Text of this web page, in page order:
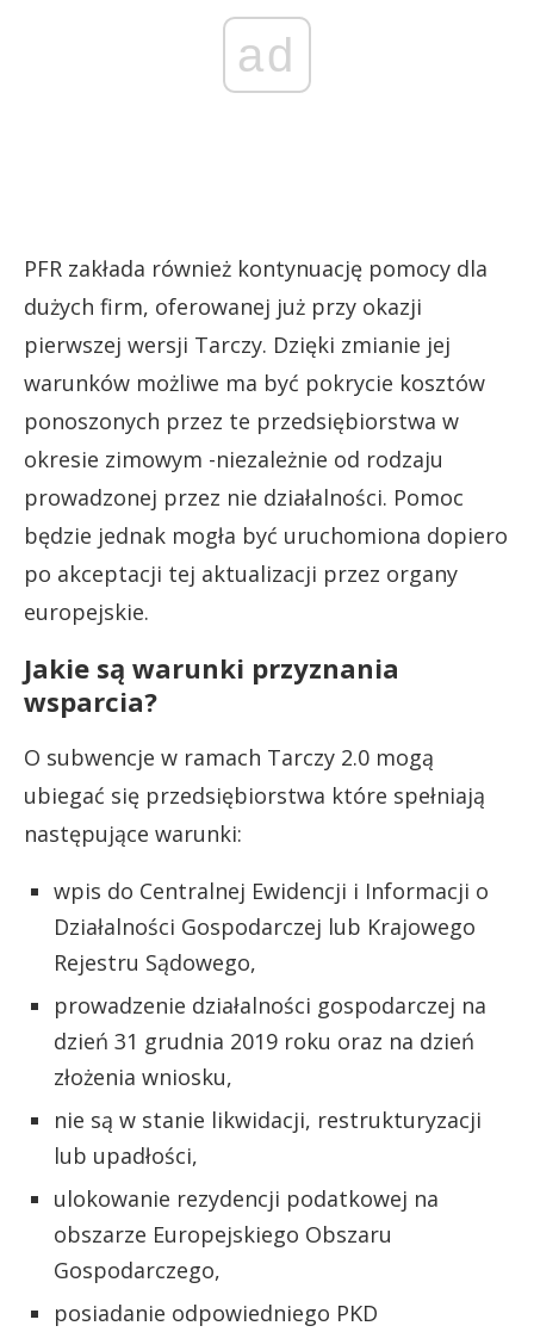
ad
PFR zakłada również kontynuację pomocy dla
dużych firm, oferowanej już przy okazji
pierwszej wersji Tarczy. Dzięki zmianie jej
warunków możliwe ma być pokrycie kosztów
ponoszonych przez te przedsiębiorstwa w
okresie zimowym -niezależnie od rodzaju
prowadzonej przez nie działalności. Pomoc
będzie jednak mogła być uruchomiona dopiero
po akceptacji tej aktualizacji przez organy
europejskie.
Jakie są warunki przyznania
wsparcia?
O subwencje w ramach Tarczy 2.0 mogą
ubiegać się przedsiębiorstwa które spełniają
następujące warunki:
wpis do Centralnej Ewidencji i Informacji o
Działalności Gospodarczej lub Krajowego
Rejestru Sądowego,
prowadzenie działalności gospodarczej na
dzień 31 grudnia 2019 roku oraz na dzień
złożenia wniosku,
nie są w stanie likwidacji, restrukturyzacji
lub upadłości,
ulokowanie rezydencji podatkowej na
obszarze Europejskiego Obszaru
Gospodarczego,
posiadanie odpowiedniego PKD